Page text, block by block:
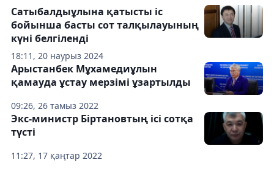
18:11, 20 наурыз 2024
Сатыбалдыұлына қатысты іс
бойынша басты сот талқылауының
күні белгіленді
09:26, 26 тамыз 2022
Арыстанбек Мұхамедиұлын
қамауда ұстау мерзімі ұзартылды
11:27, 17 қаңтар 2022
Экс-министр Біртановтың ісі сотқа
түсті